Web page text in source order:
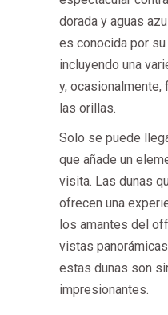
dorada y aguas
es conocida por
incluyendo una
y, ocasionalmente,
las orillas.
Solo se puede
que añade un
visita. Las dunas
ofrecen una
los amantes del
vistas
estas dunas son
impresionantes.